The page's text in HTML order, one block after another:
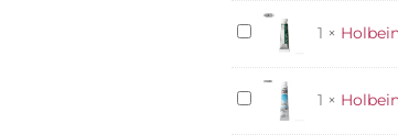
300g
CP
felület
12
Holbein
akvarellfesték
5ml
Viridian
1 ×
Holbein
paletta
1 ×